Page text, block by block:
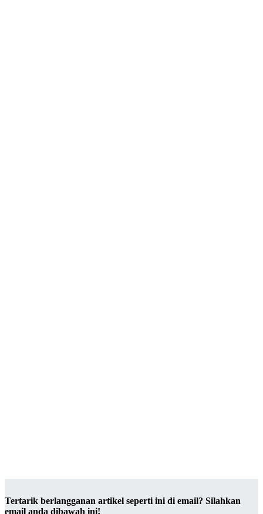
Tertarik berlangganan artikel seperti ini di email? Silahkan
email anda dibawah ini!